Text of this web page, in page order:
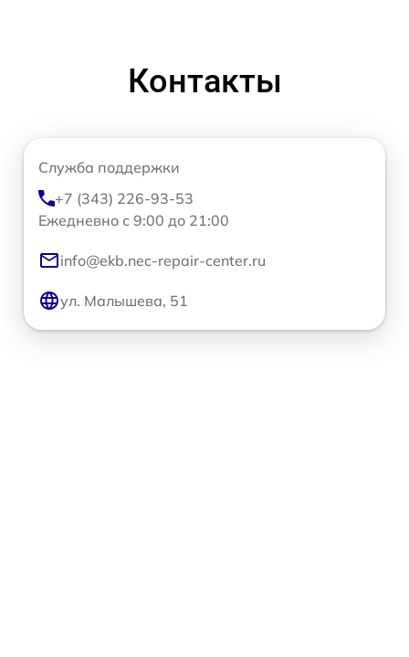
Контакты
Служба поддержки
+7 (343) 226-93-53
Ежедневно с 9:00 до 21:00
info@ekb.nec-repair-center.ru
ул. Малышева, 51